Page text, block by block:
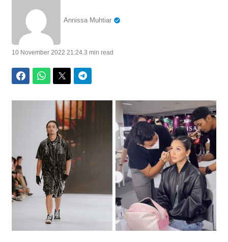
Annissa Muhtiar
10 November 2022 21:24.3 min read